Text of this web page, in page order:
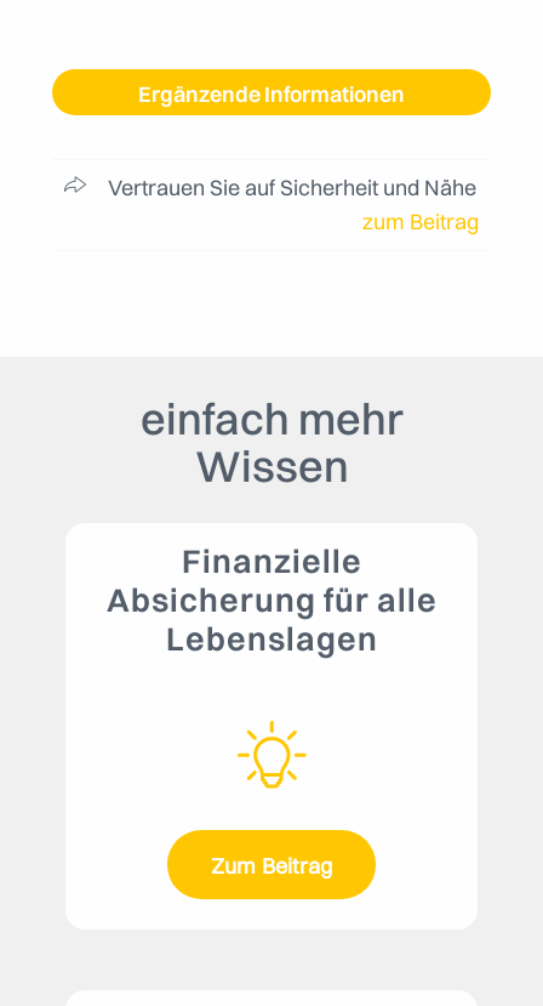
Ergänzende Informationen
Vertrauen Sie auf Sicherheit und Nähe
zum Beitrag
einfach mehr
Wissen
Finanzielle
Absicherung für alle
Lebenslagen
Zum Beitrag